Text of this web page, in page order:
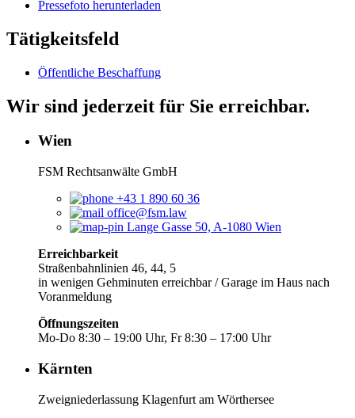
Pressefoto herunterladen
Tätigkeitsfeld
Öffentliche Beschaffung
Wir sind jederzeit für Sie erreichbar.
Wien
FSM Rechtsanwälte GmbH
+43 1 890 60 36
office@fsm.law
Lange Gasse 50, A-1080 Wien
Erreichbarkeit
Straßenbahnlinien 46, 44, 5
in wenigen Gehminuten erreichbar / Garage im Haus nach
Voranmeldung
Öffnungszeiten
Mo-Do 8:30 – 19:00 Uhr, Fr 8:30 – 17:00 Uhr
Kärnten
Zweigniederlassung Klagenfurt am Wörthersee